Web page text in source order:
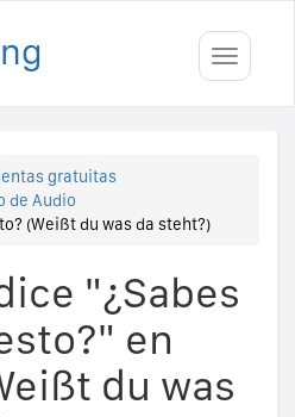
Toggle
gratuitas
de Audio
(Weißt du was da steht?)
"¿Sabes
en
du was